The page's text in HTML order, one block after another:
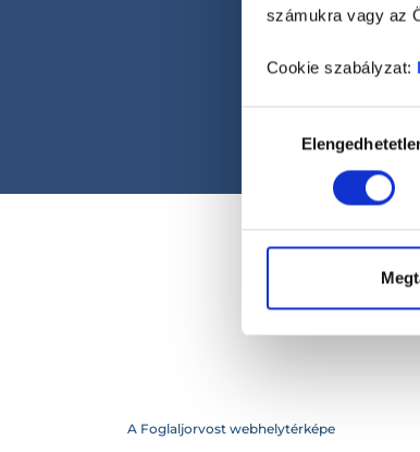
számukra vagy az
Cookie szabályzat:
kiválasztása
A Foglaljorvost webhelytérképe